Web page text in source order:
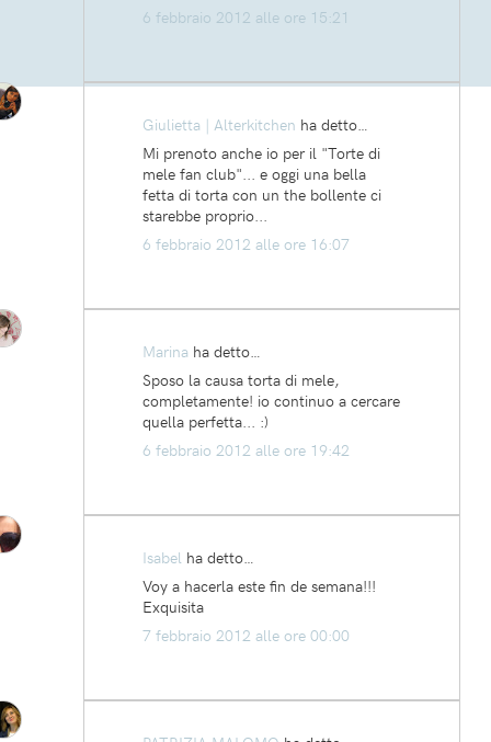
6 febbraio 2012 alle ore 15:21
Giulietta | Alterkitchen ha detto…
Mi prenoto anche io per il "Torte di
mele fan club"... e oggi una bella
fetta di torta con un the bollente ci
starebbe proprio...
6 febbraio 2012 alle ore 16:07
Marina ha detto…
Sposo la causa torta di mele,
completamente! io continuo a cercare
quella perfetta... :)
6 febbraio 2012 alle ore 19:42
Isabel ha detto…
Voy a hacerla este fin de semana!!!
Exquisita
7 febbraio 2012 alle ore 00:00